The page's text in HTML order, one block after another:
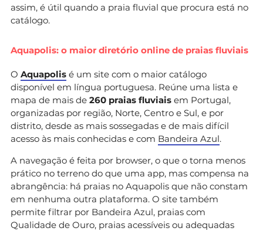
assim, é útil quando a praia fluvial que procura está no
catálogo.
Aquapolis: o maior diretório online de praias fluviais
O Aquapolis é um site com o maior catálogo
disponível em língua portuguesa. Reúne uma lista e
mapa de mais de 260 praias fluviais em Portugal,
organizadas por região, Norte, Centro e Sul, e por
distrito, desde as mais sossegadas e de mais difícil
acesso às mais conhecidas e com Bandeira Azul.
A navegação é feita por browser, o que o torna menos
prático no terreno do que uma app, mas compensa na
abrangência: há praias no Aquapolis que não constam
em nenhuma outra plataforma. O site também
permite filtrar por Bandeira Azul, praias com
Qualidade de Ouro, praias acessíveis ou adequadas